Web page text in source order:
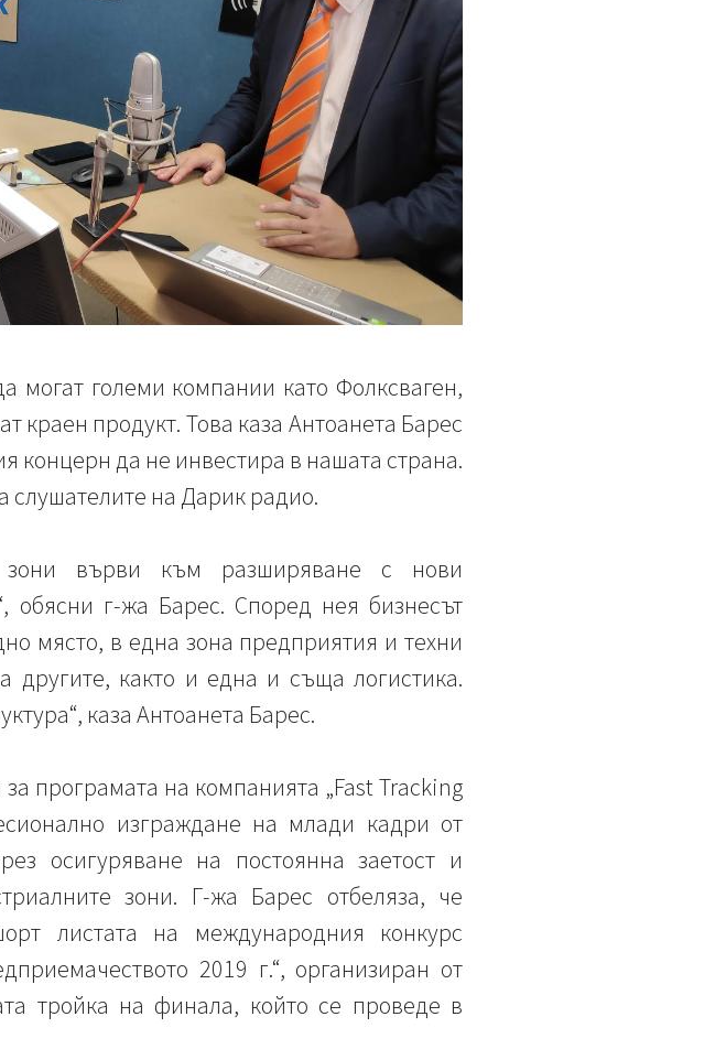
могат големи компании като Фолксваген,
краен продукт. Това каза Антоанета Барес
концерн да не инвестира в нашата страна.
слушателите на Дарик радио.
зони върви към разширяване с нови
обясни г-жа Барес. Според нея бизнесът
място, в една зона предприятия и техни
другите, както и една и съща логистика.
каза Антоанета Барес.
програмата на компанията „Fast Tracking
изграждане на млади кадри от
осигуряване на постоянна заетост и
зони. Г-жа Барес отбеляза, че
листата на международния конкурс
2019 г.“, организиран от
тройка на финала, който се проведе в